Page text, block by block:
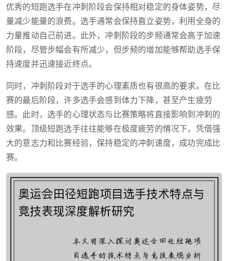
优秀的短跑选手在冲刺阶段会保持相对稳定的身体姿势，尽
量减少能量的浪费。选手通常会保持直立姿势，利用全身的
力量推动自己前进。此外，冲刺阶段的步频通常会高于加速
阶段，尽管步幅会有所减少，但步频的增加能够帮助选手保
持速度并迅速接近终点。
同时，冲刺阶段对于选手的心理素质也有很高的要求。在比
赛的最后阶段，许多选手会感到体力下降，甚至产生疲劳
感。此时，选手的心理状态与比赛策略将直接影响到冲刺的
效果。顶级短跑选手往往能够在极度疲劳的情况下，凭借强
大的意志力和比赛经验，保持稳定的冲刺速度，成功完成比
赛。